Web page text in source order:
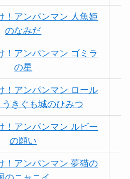
！アンパンマン 人魚姫
のなみだ
！アンパンマン ゴミラ
の星
！アンパンマン ロール
うきぐも城のひみつ
！アンパンマン ルビー
の願い
！アンパンマン 夢猫の